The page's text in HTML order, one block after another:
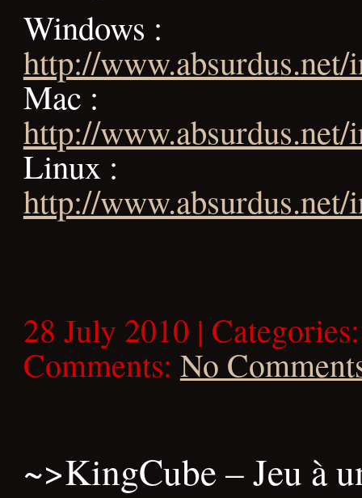
Windows :
http://
Mac :
http://
Linux :
http://
28 July 2010 |
Comments: No
~>KingCube – Jeu à